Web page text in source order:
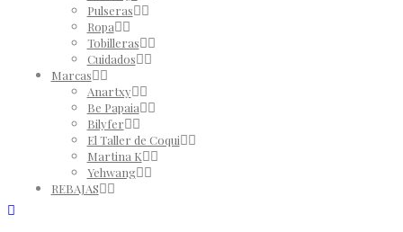
Pulseras
Ropa
Tobilleras
Cuidados
Marcas
Anartxy
Be Papaia
Bilyfer
El Taller de Coqui
Martina K
Yehwang
REBAJAS